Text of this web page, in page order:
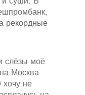
рекордные
слёзы моё
Москва
не